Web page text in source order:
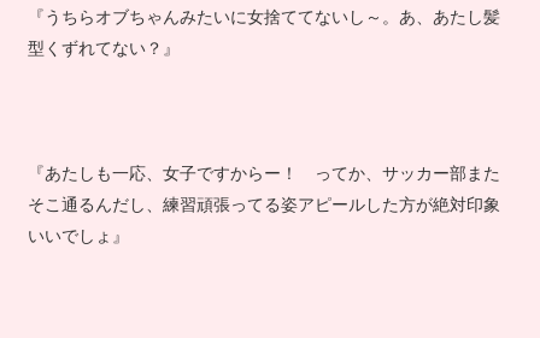
『うちらオブちゃんみたいに女捨ててないし～。あ、あたし髪
型くずれてない？』
『あたしも一応、女子ですからー！ ってか、サッカー部また
そこ通るんだし、練習頑張ってる姿アピールした方が絶対印象
いいでしょ』